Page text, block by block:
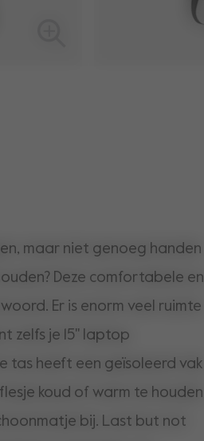
maar niet genoeg handen
Deze comfortabele en
Er is enorm veel ruimte
zelfs je 15" laptop
tas heeft een geïsoleerd vak
koud of warm te houden
bij. Last but not